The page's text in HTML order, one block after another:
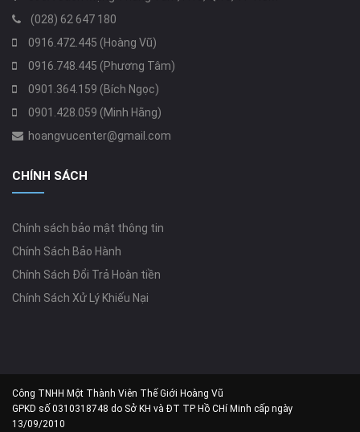
(028) 62 647 180
0916.472.445 (Hoàng Vũ)
0916.748.445 (Phương Tâm)
0901.364.159 (Bích Ngọc)
0901.428.059 (Minh Hằng)
hoangvucenter@gmail.com
CHÍNH SÁCH
Chính sách bảo mật thông tin
Chính Sách Bảo Hành
Chính Sách Đổi Trả Hoàn tiền
Chính Sách Xử Lý Khiếu Nại
Công TNHH Một Thành Viên Thế Giới Hoàng Vũ
GPKD số 0310318748 do Sở KH và ĐT TP Hồ CHí Minh cấp ngày
13/09/2010